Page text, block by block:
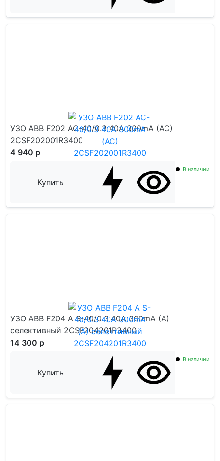
УЗО ABB F202 AC-40/0.3 40A 300mA (AC)
2CSF202001R3400
4 940 р
Купить
В наличии
УЗО ABB F204 A S-40/0.3 40А 300mA (A)
селективный 2CSF204201R3400
14 300 р
Купить
В наличии